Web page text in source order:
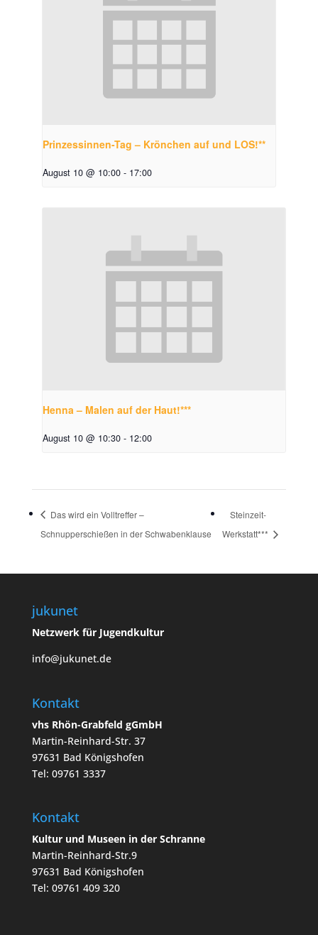
Prinzessinnen-Tag – Krönchen auf und LOS!**
August 10 @ 10:00 - 17:00
Henna – Malen auf der Haut!***
August 10 @ 10:30 - 12:00
Das wird ein Volltreffer –
Schnupperschießen in der Schwabenklause
Steinzeit-
Werkstatt***
jukunet
Netzwerk für Jugendkultur
info@jukunet.de
Kontakt
vhs Rhön-Grabfeld gGmbH
Martin-Reinhard-Str. 37
97631 Bad Königshofen
Tel: 09761 3337
Kontakt
Kultur und Museen in der Schranne
Martin-Reinhard-Str.9
97631 Bad Königshofen
Tel: 09761 409 320